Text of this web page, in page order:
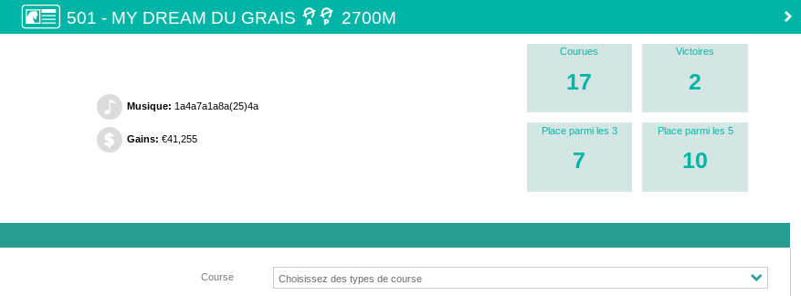
501 - MY DREAM DU GRAIS  2700M
Musique: 1a4a7a1a8a(25)4a
Gains: €41,255
Courues
17
Victoires
2
Place parmi les 3
7
Place parmi les 5
10
Course